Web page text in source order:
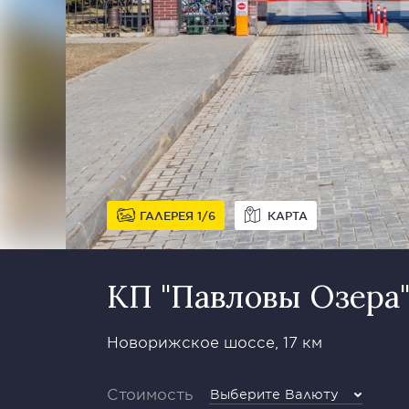
ГАЛЕРЕЯ 1 6 КАРТА
КП "Павловы Озера"
Новорижское шоссе, 17 км
Стоимость Выберите Валюту